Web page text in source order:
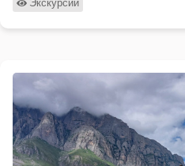
Экскурсии